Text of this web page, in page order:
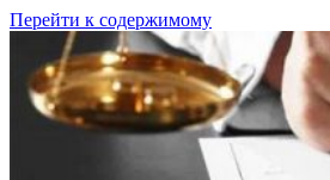
Перейти к содержимому